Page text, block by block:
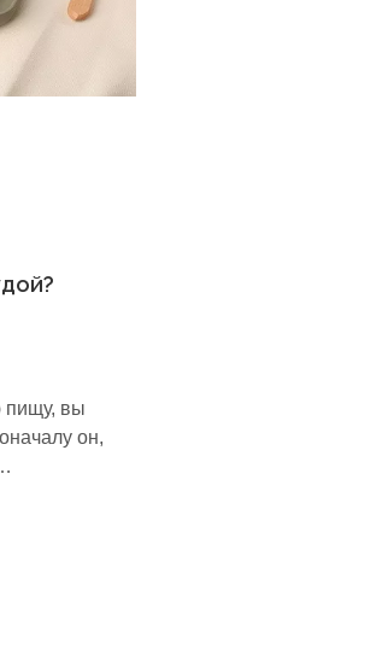
пищу, вы
он,
и